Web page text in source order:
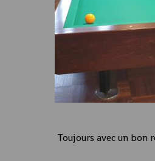
Toujours avec un bon